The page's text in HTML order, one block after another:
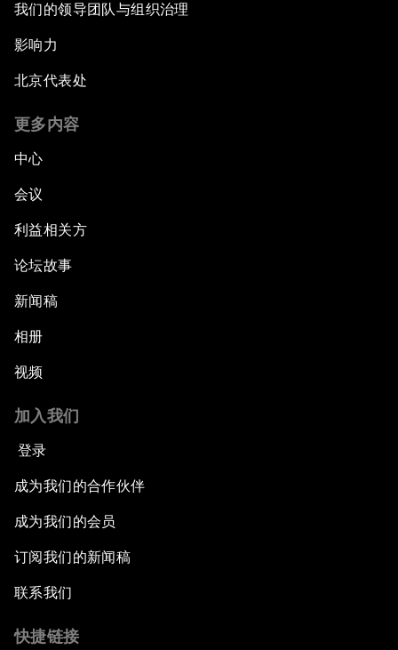
我们的领导团队与组织治理
影响力
北京代表处
更多内容
中心
会议
利益相关方
论坛故事
新闻稿
相册
视频
加入我们
登录
成为我们的合作伙伴
成为我们的会员
订阅我们的新闻稿
联系我们
快捷链接